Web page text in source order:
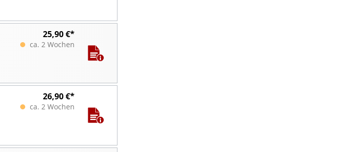
25,90 €*
ca. 2 Wochen
26,90 €*
ca. 2 Wochen